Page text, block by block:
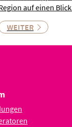
auf einen
WEITER